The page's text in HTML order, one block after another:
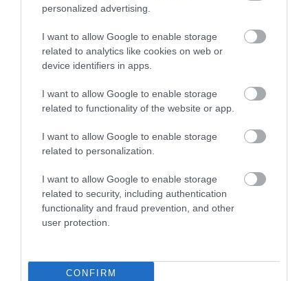
personalized advertising.
I want to allow Google to enable storage
related to analytics like cookies on web or
device identifiers in apps.
I want to allow Google to enable storage
related to functionality of the website or app.
I want to allow Google to enable storage
related to personalization.
I want to allow Google to enable storage
related to security, including authentication
functionality and fraud prevention, and other
user protection.
CONFIRM
hasonló elképzelései vannak az űr tekintetében, de
fejlesztéseik közel sem állnak ennyire jól. Az
úgynevezett Artemis-program, ami újra embert
küldene a Hold felszínére, egyelőre technikai
problémákba ütközött és 2026 előtt egészen biztosan
Ezt is olvasd el! Két kínai asztronauta rekordot
döntött űrsétájával – videó
versengés végkimenetele egyelőre megjósolhatatlan.